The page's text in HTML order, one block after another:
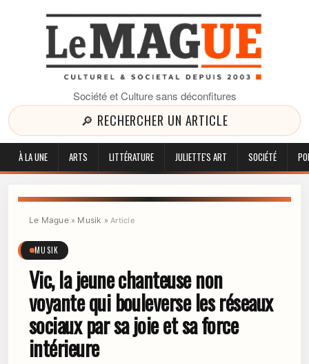
Société et Culture sans déconfitures
🔎 RECHERCHER UN ARTICLE
À LA UNE ARTS LITTÉRATURE JULIETTE'S ART SOCIÉTÉ
Le Mague» Musik »Article
MUSIK
Vic, la jeune chanteuse non
voyante qui bouleverse les réseaux
sociaux par sa joie et sa force
intérieure